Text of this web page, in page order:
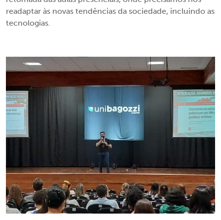
readaptar às novas tendências da sociedade, incluindo as
tecnologias.